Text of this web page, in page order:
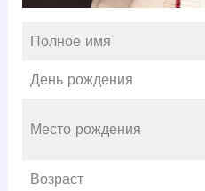
Полное имя
День рождения
Место рождения
Возраст